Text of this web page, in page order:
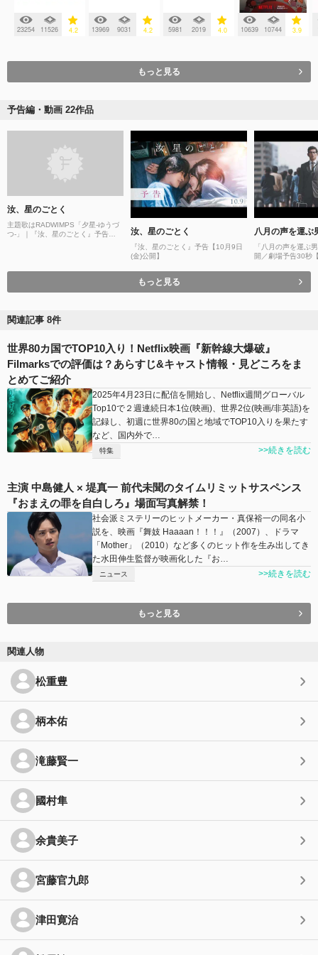
23254 11526 4.2 13969 9031 4.2 5981 2019 4.0 10639 10744 3.9
もっと見る
予告編・動画 22作品
汝、星のごとく
主題歌はRADWIMPS「夕星-ゆうづ
つ-」｜『汝、星のごとく』予告
汝、星のごとく
『汝、星のごとく』予告【10月9日
(金)公開】
八月の声を運ぶ
「八月の声を運ぶ
開／劇場予告30秒
もっと見る
関連記事 8件
世界80カ国でTOP10入り！Netflix映画『新幹線大爆破』
Filmarksでの評価は？あらすじ&キャスト情報・見どころをま
とめてご紹介
2025年4月23日に配信を開始し、Netflix週間グローバル
Top10で２週連続日本1位(映画)、世界2位(映画/非英語)を
記録し、初週に世界80の国と地域でTOP10入りを果たす
など、国内外で…
特集 >>続きを読む
主演 中島健人 × 堤真一 前代未聞のタイムリミットサスペンス
『おまえの罪を自白しろ』場面写真解禁！
社会派ミステリーのヒットメーカー・真保裕一の同名小
説を、映画『舞妓 Haaaan！！！』（2007）、ドラマ
「Mother」（2010）など多くのヒット作を生み出してき
た水田伸生監督が映画化した『お…
ニュース >>続きを読む
もっと見る
関連人物
松重豊
柄本佑
滝藤賢一
國村隼
余貴美子
宮藤官九郎
津田寛治